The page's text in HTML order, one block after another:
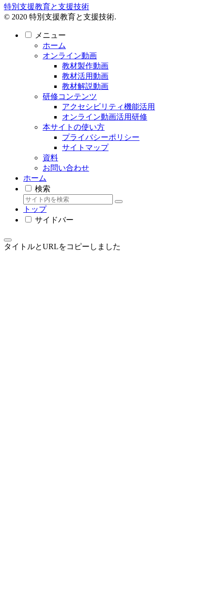
特別支援教育と支援技術
© 2020 特別支援教育と支援技術.
メニュー
ホーム
オンライン動画
教材製作動画
教材活用動画
教材解説動画
研修コンテンツ
アクセシビリティ機能活用
オンライン動画活用研修
本サイトの使い方
プライバシーポリシー
サイトマップ
資料
お問い合わせ
ホーム
検索
トップ
サイドバー
タイトルとURLをコピーしました